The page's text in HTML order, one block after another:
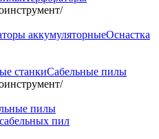
/
аккумуляторныеОснастка
станкиСабельные пилы
/
пилы
пил